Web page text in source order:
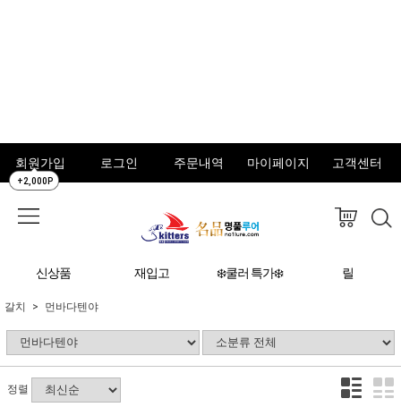
회원가입
+2,000P
로그인 주문내역 마이페이지 고객센터
신상품 재입고 ❄️쿨러 특가❄️ 릴
갈치 먼바다텐야
정렬